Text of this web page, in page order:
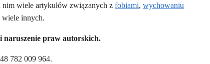
nim wiele artykułów związanych z fobiami, wychowaniu
innych.
naruszenie praw autorskich.
782 009 964.